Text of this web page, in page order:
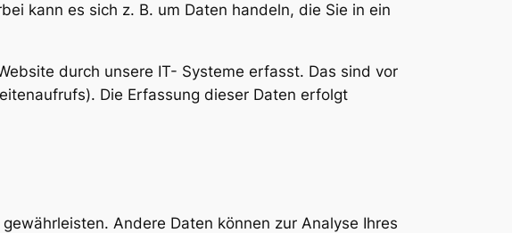
kann es sich z. B. um Daten handeln, die Sie in ein
durch unsere IT- Systeme erfasst. Das sind vor
Die Erfassung dieser Daten erfolgt
Andere Daten können zur Analyse Ihres